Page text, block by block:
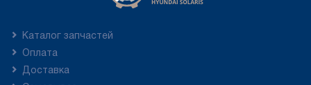
Каталог запчастей
Оплата
Доставка